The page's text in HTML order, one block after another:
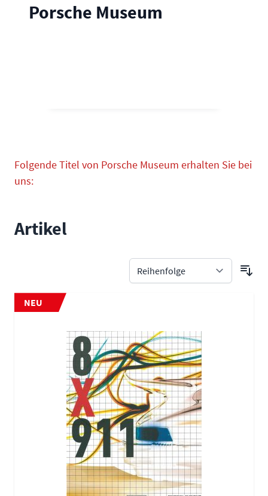
Porsche Museum
Folgende Titel von Porsche Museum erhalten Sie bei
uns:
Artikel
NEU